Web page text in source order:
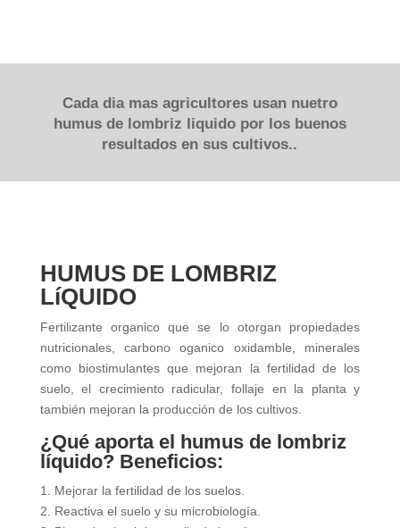
Cada dia mas agricultores usan nuetro
humus de lombriz liquido por los buenos
resultados en sus cultivos..
HUMUS DE LOMBRIZ
LíQUIDO
Fertilizante organico que se lo otorgan propiedades
nutricionales, carbono oganico oxidamble, minerales
como biostimulantes que mejoran la fertilidad de los
suelo, el crecimiento radicular, follaje en la planta y
también mejoran la producción de los cultivos.
¿Qué aporta el humus de lombriz
líquido? Beneficios:
1. Mejorar la fertilidad de los suelos.
2. Reactiva el suelo y su microbiología.